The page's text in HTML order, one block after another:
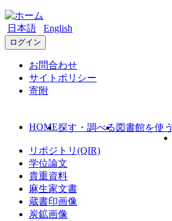
日本語 English
ログイン
お問合わせ
サイトポリシー
寄附
HOME探す・調べる 図書館を使う
リポジトリ(QIR)
学位論文
貴重資料
麻生家文書
蔵書印画像
炭鉱画像